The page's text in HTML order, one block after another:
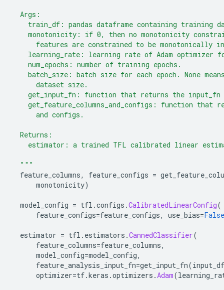
Args:
train_df: pandas dataframe containing training
monotonicity: if 0, then no monotonicity
features are constrained to be monotonically
learning_rate: learning rate of Adam optimizer
num_epochs: number of training epochs.
batch_size: batch size for each epoch. None
dataset size.
get_input_fn: function that returns the input_fn
get_feature_columns_and_configs: function that
and configs.
Returns:
estimator: a trained TFL calibrated linear
"""
feature_columns, feature_configs =
monotonicity)
model_config = tfl .configs .CalibratedLinearConfig(
feature_configs=feature_configs, use_bias=False
estimator = tfl . estimators .CannedClassifier(
feature_columns=feature_columns,
model_config=model_config,
feature_analysis_input_fn=get_input_fn(input_df
optimizer=tf.keras .optimizers .Adam(